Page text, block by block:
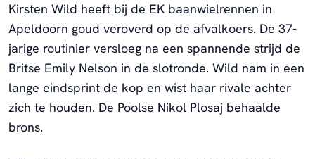
Kirsten Wild heeft bij de EK baanwielrennen in
Apeldoorn goud veroverd op de afvalkoers. De 37-
jarige routinier versloeg na een spannende strijd de
Britse Emily Nelson in de slotronde. Wild nam in een
lange eindsprint de kop en wist haar rivale achter
zich te houden. De Poolse Nikol Plosaj behaalde
brons.